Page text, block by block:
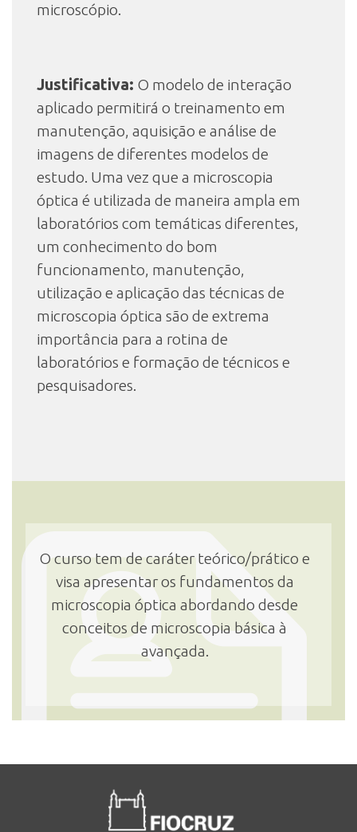
microscópio.
Justificativa: O modelo de interação
aplicado permitirá o treinamento em
manutenção, aquisição e análise de
imagens de diferentes modelos de
estudo. Uma vez que a microscopia
óptica é utilizada de maneira ampla em
laboratórios com temáticas diferentes,
um conhecimento do bom
funcionamento, manutenção,
utilização e aplicação das técnicas de
microscopia óptica são de extrema
importância para a rotina de
laboratórios e formação de técnicos e
pesquisadores.
O curso tem de caráter teórico/prático e
visa apresentar os fundamentos da
microscopia óptica abordando desde
conceitos de microscopia básica à
avançada.